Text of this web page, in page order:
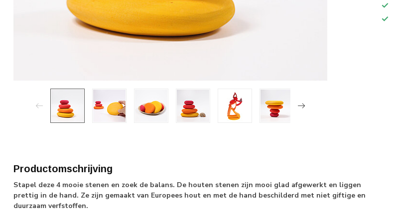
Productomschrijving
Stapel deze 4 mooie stenen en zoek de balans. De houten stenen zijn mooi glad afgewerkt en liggen
prettig in de hand. Ze zijn gemaakt van Europees hout en met de hand beschilderd met niet giftige en
duurzaam verfstoffen.